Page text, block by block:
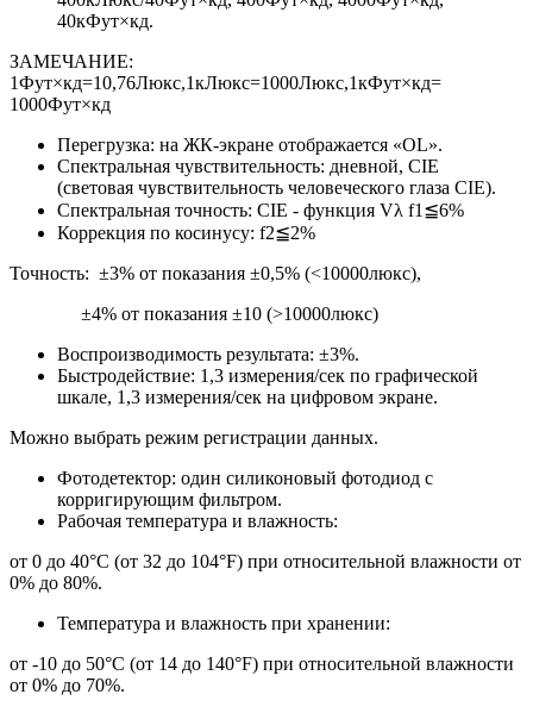
40кФут×кд.
ЗАМЕЧАНИЕ:
1Фут×кд=10,76Люкс,1кЛюкс=1000Люкс,1кФут×кд=
1000Фут×кд
Перегрузка: на ЖК-экране отображается «OL».
Спектральная чувствительность: дневной, CIE
(световая чувствительность человеческого глаза CIE).
Спектральная точность: CIE - функция Vλ f1≦6%
Коррекция по косинусу: f2≦2%
Точность: ±3% от показания ±0,5% (<10000люкс),
±4% от показания ±10 (>10000люкс)
Воспроизводимость результата: ±3%.
Быстродействие: 1,3 измерения/сек по графической
шкале, 1,3 измерения/сек на цифровом экране.
Можно выбрать режим регистрации данных.
Фотодетектор: один силиконовый фотодиод с
корригирующим фильтром.
Рабочая температура и влажность:
от 0 до 40°С (от 32 до 104°F) при относительной влажности от
0% до 80%.
Температура и влажность при хранении:
от -10 до 50°С (от 14 до 140°F) при относительной влажности
от 0% до 70%.